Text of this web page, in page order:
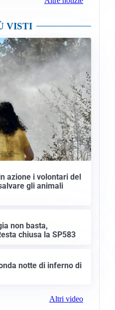
VISTI
azione i volontari del
gli animali
non basta,
chiusa la SP583
notte di inferno di
Altri video